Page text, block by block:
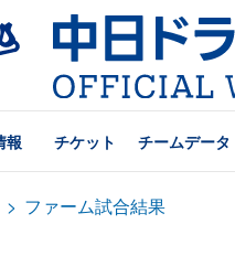
報 チケット チームデータ
> ファーム試合結果